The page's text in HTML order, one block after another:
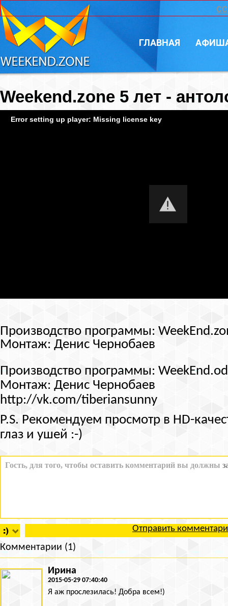
ГЛАВНАЯ
Weekend.zone 5 лет -
Error setting up player: Missing license key
Производство программы:
Монтаж: Денис Чернобаев
Производство программы:
Монтаж: Денис Чернобаев
http://vk.com/tiberiansunny
P.S. Рекомендуем просмотр в HD-
глаз и ушей :-)
Отправить
Комментарии (1)
Ирина
2015-05-29 07:40:40
Я аж прослезилась! Добра всем!)